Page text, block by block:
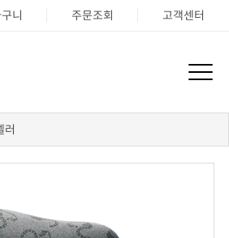
니 주문조회 고객센터
러